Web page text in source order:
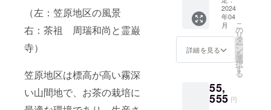
（左：笠原地区の風景
右：茶祖 周瑞和尚と霊巌
寺）
笠原地区は標高が高い霧深
い山間地で、お茶の栽培に
4月/賞
味期
限 袋
の封を
冷暗所
にて/保
岡県八
女市黒
30ml/内
容量
・よも
ぎ軟膏/
よも
ぎ、太
蝋、シ
アバ
地 ・有
機和紅
茶/名
称 有
機茶葉/
2025年
4月/賞
時に郵
送に
て、お
届けい
たしま
よもぎ
茶/名
称 よ
つ！！
全１６
種類の
ユニー
クな
パッ
ケージ
た４種
類のお
茶（煎
2024
年04
月
詳細を見る
こ
の
リ
タ
ー
ン
を
選
択
す
る
55,
555 円